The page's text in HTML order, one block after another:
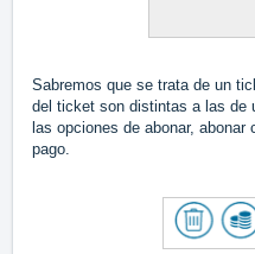
Sabremos que se trata de un
del ticket son distintas a las de
las opciones de abonar,
pago.